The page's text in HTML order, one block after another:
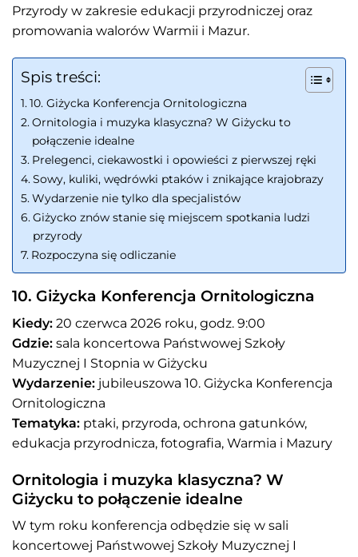
Przyrody w zakresie edukacji przyrodniczej oraz
promowania walorów Warmii i Mazur.
Spis treści:
10. Giżycka Konferencja Ornitologiczna
Ornitologia i muzyka klasyczna? W Giżycku to
połączenie idealne
Prelegenci, ciekawostki i opowieści z pierwszej ręki
Sowy, kuliki, wędrówki ptaków i znikające krajobrazy
Wydarzenie nie tylko dla specjalistów
Giżycko znów stanie się miejscem spotkania ludzi
przyrody
Rozpoczyna się odliczanie
10. Giżycka Konferencja Ornitologiczna
Kiedy: 20 czerwca 2026 roku, godz. 9:00
Gdzie: sala koncertowa Państwowej Szkoły
Muzycznej I Stopnia w Giżycku
Wydarzenie: jubileuszowa 10. Giżycka Konferencja
Ornitologiczna
Tematyka: ptaki, przyroda, ochrona gatunków,
edukacja przyrodnicza, fotografia, Warmia i Mazury
Ornitologia i muzyka klasyczna? W
Giżycku to połączenie idealne
W tym roku konferencja odbędzie się w sali
koncertowej Państwowej Szkoły Muzycznej I